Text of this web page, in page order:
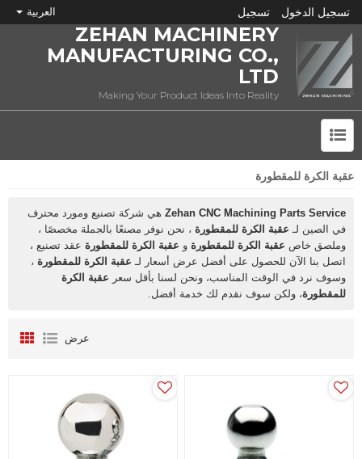
تسجيل الدخول تسجيل العربية
ZEHAN MACHINERY
MANUFACTURING CO.,
LTD
Making Your Product Ideas Into Reality
عقبة الكرة للمقطورة
Zehan CNC Machining Parts Service هي شركة تصنيع ومورد محترف
في الصين لـ عقبة الكرة للمقطورة ، نحن نوفر مصنعًا بالجملة مخصصًا ،
وملصق خاص عقبة الكرة للمقطورة و عقبة الكرة للمقطورة عقد تصنيع ،
اتصل بنا الآن للحصول على أفضل عرض أسعار لـ عقبة الكرة للمقطورة ،
وسوف نرد في الوقت المناسب، ونحن لسنا بأقل سعر عقبة الكرة
للمقطورة، ولكن سوف نقدم لك خدمة أفضل.
عرض